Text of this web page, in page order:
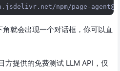
就会出现一个对话框，你可以直
方提供的免费测试 LLM API，仅